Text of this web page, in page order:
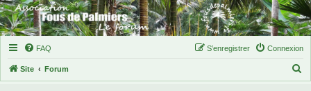
FAQ Connexion
S’enregistrer
Site Forum